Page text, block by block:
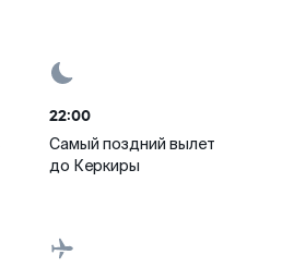
22:00
Самый поздний вылет
до Керкиры